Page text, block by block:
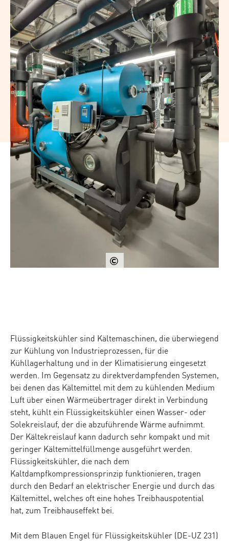
Flüssigkeitskühler sind Kältemaschinen, die überwiegend
zur Kühlung von Industrieprozessen, für die
Kühllagerhaltung und in der Klimatisierung eingesetzt
werden. Im Gegensatz zu direktverdampfenden Systemen,
bei denen das Kältemittel mit dem zu kühlenden Medium
Luft über einen Wärmeübertrager direkt in Verbindung
steht, kühlt ein Flüssigkeitskühler einen Wasser- oder
Solekreislauf, der die abzuführende Wärme aufnimmt.
Der Kältekreislauf kann dadurch sehr kompakt und mit
geringer Kältemittelfüllmenge ausgeführt werden.
Flüssigkeitskühler, die nach dem
Kaltdampfkompressionsprinzip funktionieren, tragen
durch den Bedarf an elektrischer Energie und durch das
Kältemittel, welches oft eine hohes Treibhauspotential
hat, zum Treibhauseffekt bei.
Mit dem Blauen Engel für Flüssigkeitskühler (DE-UZ 231)